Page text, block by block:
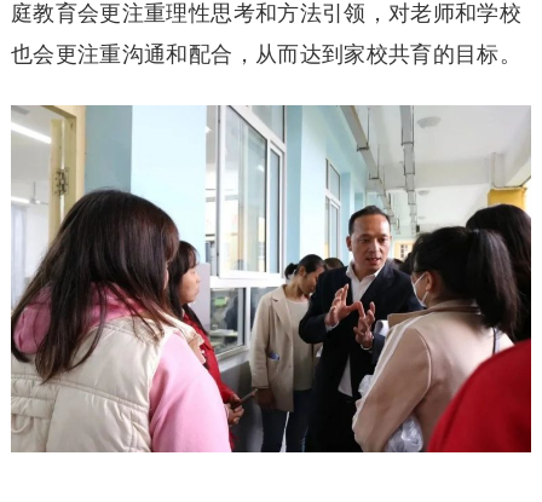
庭教育会更注重理性思考和方法引领，对老师和学校
也会更注重沟通和配合，从而达到家校共育的目标。